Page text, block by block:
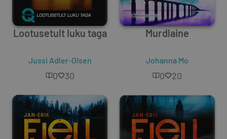
Lootusetult luku taga
Jussi Adler-Olsen
0 30
Murdlaine
Johanna Mo
0 20